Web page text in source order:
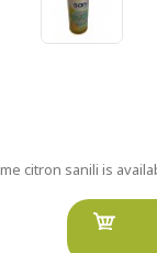
citron sanili is